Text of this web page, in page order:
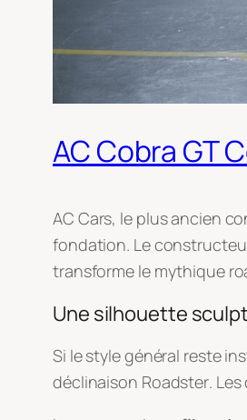
AC Cobra GT
AC Cars, le plus ancien
fondation. Le
transforme le mythique
Une silhouette
Si le style général reste
déclinaison Roadster.